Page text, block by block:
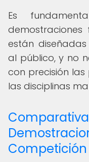
Es
están
al público, y no
con precisión
las disciplinas
Competición